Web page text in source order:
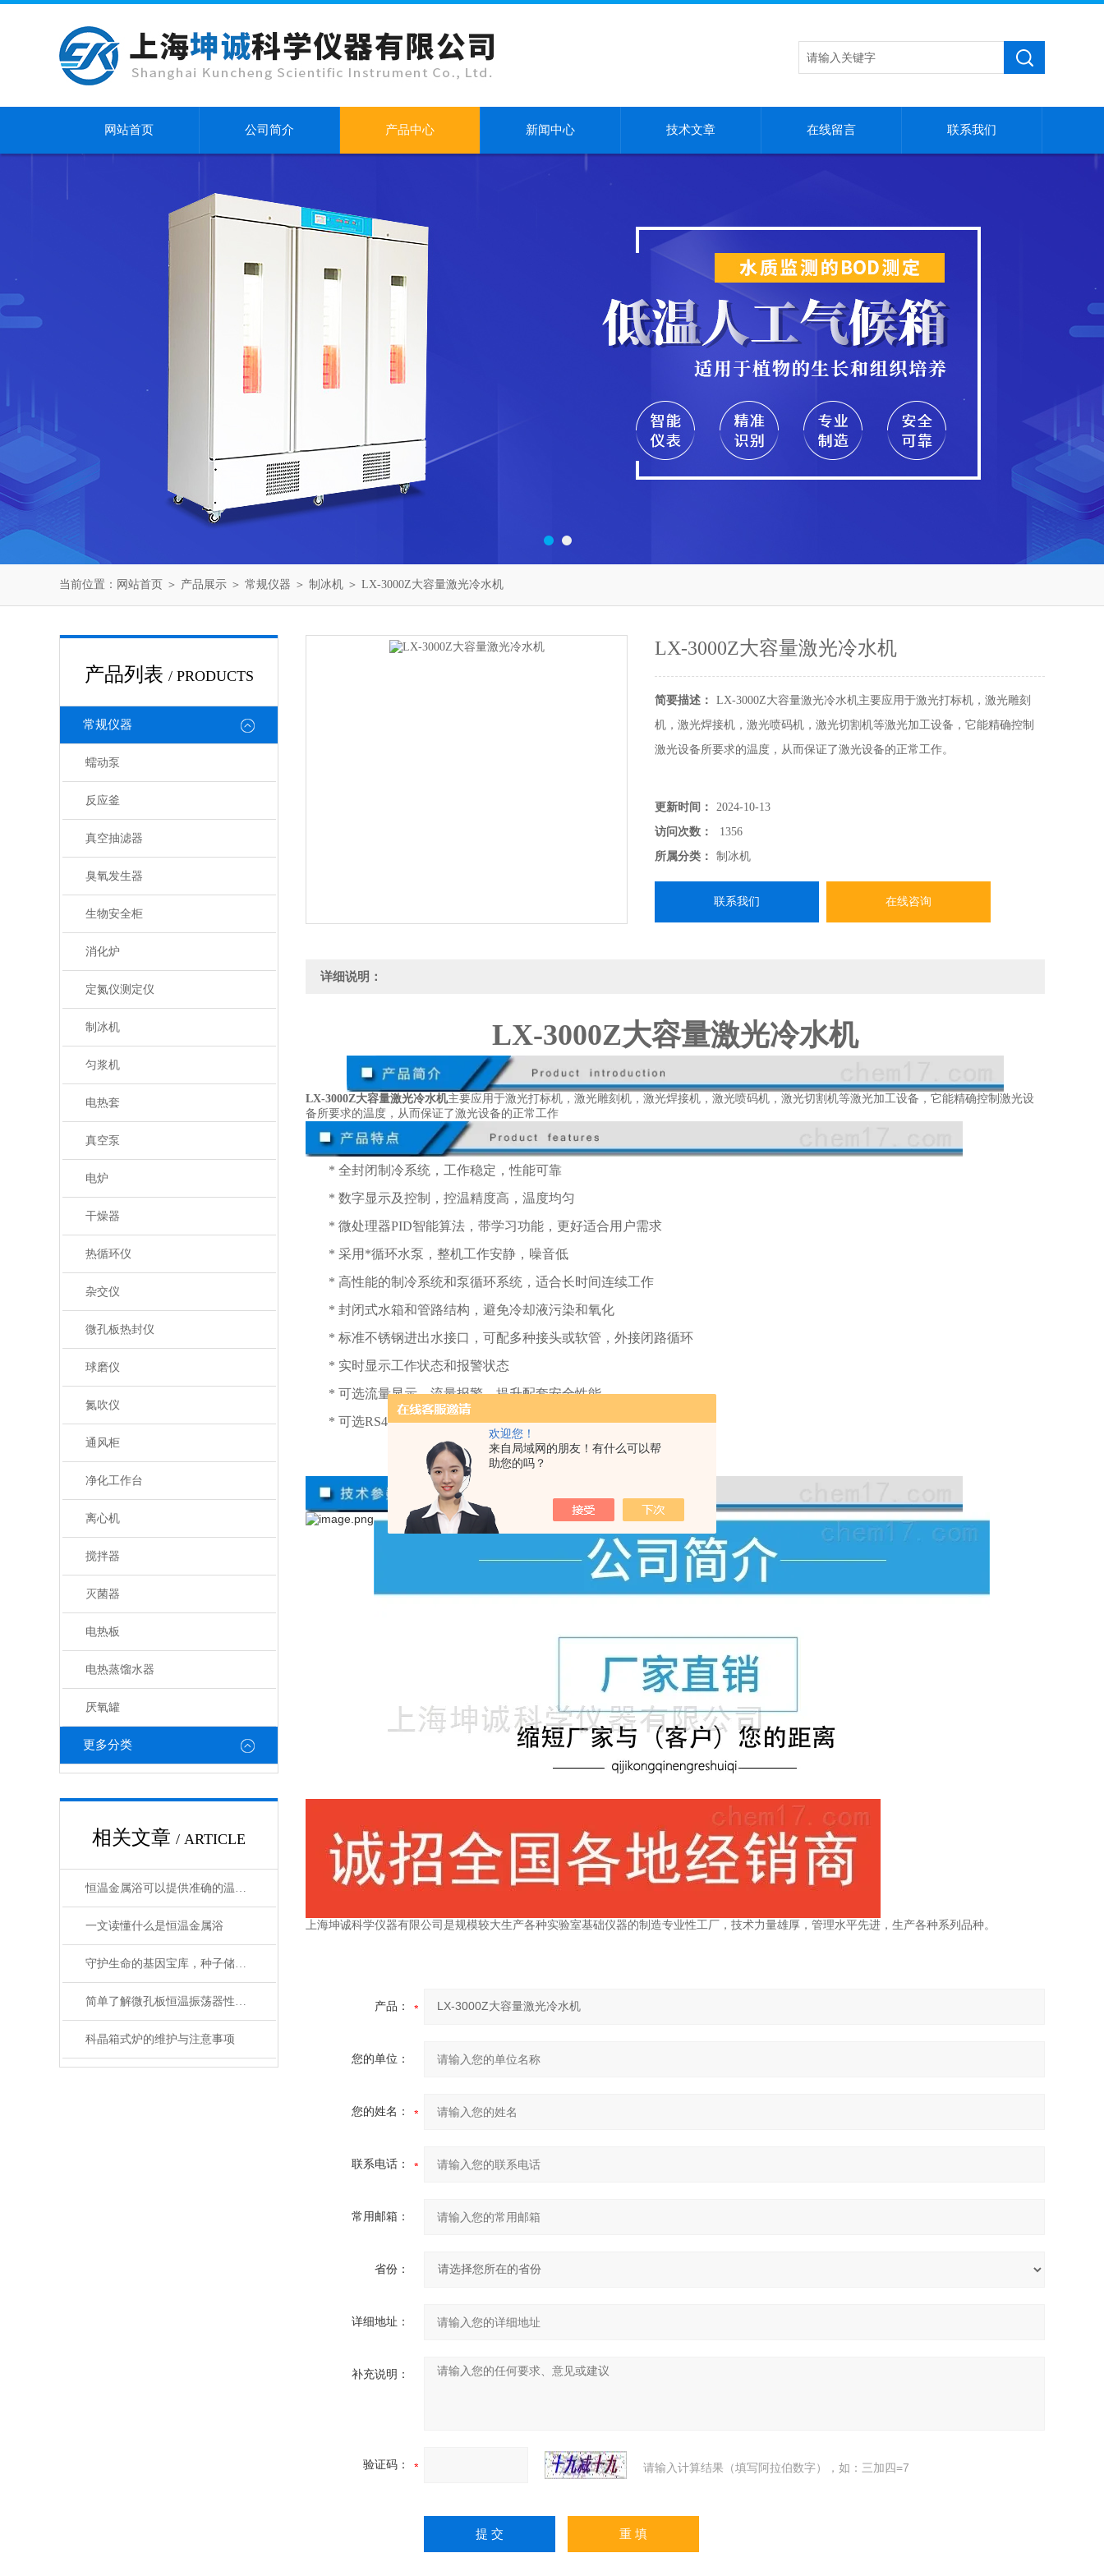
欢迎您！
来自局域网的朋友！有什么可以帮
助您的吗？
网站首页 公司简介 产品中心 新闻中心 技术文章 在线留言 联系我们
当前位置： 网站首页 ＞ 产品展示 ＞ 常规仪器 ＞ 制冰机 ＞ LX-3000Z大容量激光冷水机
产品列表 / PRODUCTS
常规仪器
蠕动泵
反应釜
真空抽滤器
臭氧发生器
生物安全柜
消化炉
定氮仪测定仪
制冰机
匀浆机
电热套
真空泵
电炉
干燥器
热循环仪
杂交仪
微孔板热封仪
球磨仪
氮吹仪
通风柜
净化工作台
离心机
搅拌器
灭菌器
电热板
电热蒸馏水器
厌氧罐
更多分类
相关文章 / ARTICLE
恒温金属浴可以提供准确的温度控制和恒温条件
一文读懂什么是恒温金属浴
守护生命的基因宝库，种子储藏柜使用事项详解
简单了解微孔板恒温振荡器性能优势
科晶箱式炉的维护与注意事项
LX-3000Z大容量激光冷水机
简要描述：
LX-3000Z大容量激光冷水机主要应用于激光打标机，激光雕刻
机，激光焊接机，激光喷码机，激光切割机等激光加工设备，它能精确控制
激光设备所要求的温度，从而保证了激光设备的正常工作。
更新时间：
2024-10-13
访问次数：
1356
所属分类：
制冰机
联系我们 在线咨询
详细说明：
LX-3000Z大容量激光冷水机
LX-3000Z大容量激光冷水机主要应用于激光打标机，激光雕刻机，激光焊接机，激光喷码机，激光切割机等激光加工设备，它能精确控制激光设
备所要求的温度，从而保证了激光设备的正常工作
* 全封闭制冷系统，工作稳定，性能可靠
* 数字显示及控制，控温精度高，温度均匀
* 微处理器PID智能算法，带学习功能，更好适合用户需求
* 采用*循环水泵，整机工作安静，噪音低
* 高性能的制冷系统和泵循环系统，适合长时间连续工作
* 封闭式水箱和管路结构，避免冷却液污染和氧化
* 标准不锈钢进出水接口，可配多种接头或软管，外接闭路循环
* 实时显示工作状态和报警状态
* 可选流量显示、流量报警，提升配套安全性能
* 可选RS485通讯，便于连接上位机
上海坤诚科学仪器有限公司是规模较大生产各种实验室基础仪器的制造专业性工厂，技术力量雄厚，管理水平先进，生产各种系列品种。
产品：
您的单位：
您的姓名：
联系电话：
常用邮箱：
省份：
详细地址：
补充说明：
验证码： 请输入计算结果（填写阿拉伯数字），如：三加四=7